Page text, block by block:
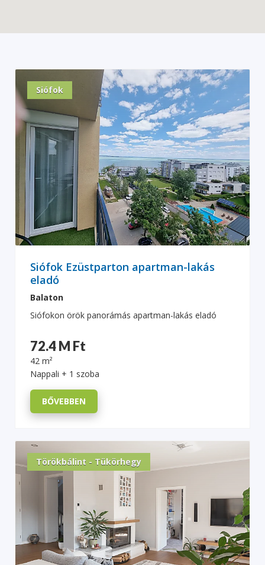
Siófok
Siófok Ezüstparton apartman-lakás
eladó
Balaton
Siófokon örök panorámás apartman-lakás eladó
72.4 M Ft
42 m²
Nappali + 1 szoba
BŐVEBBEN
Törökbálint - Tükörhegy